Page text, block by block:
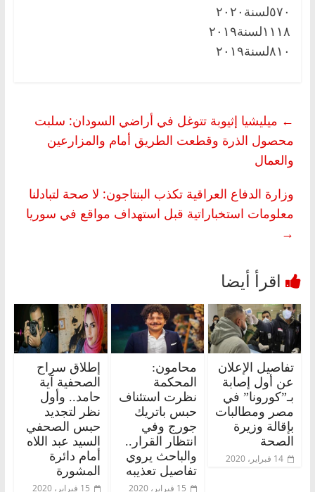
٥٧٠لسنة٢٠٢٠
١١١٨لسنة٢٠١٩
٨١٠لسنة٢٠١٩
← ميليشيا إثيوبة تتوغل في أراضي السودان: سلبت
محصول الذرة وقطعت الطريق أمام والمزارعين
والعمال
وزارة الدفاع العراقية تكذب البنتاجون: لا صحة لتبادلنا
معلومات استخباراتية قبل استهداف مواقع في سوريا
→
تفاصيل الإعلان
عن أول إصابة
بـ”كورونا” في
مصر ومطالبات
بإقالة وزيرة
الصحة
14 فبراير، 2020
محامون:
المحكمة
نظرت استئناف
حبس باتريك
جورج وفي
انتظار القرار..
والباحث يروي
تفاصيل تعذيبه
15 فبراير، 2020
إطلاق سراح
الصحفية آية
حامد.. وأول
نظر لتجديد
حبس الصحفي
السيد عبد اللاه
أمام دائرة
المشورة
15 فبراير، 2020